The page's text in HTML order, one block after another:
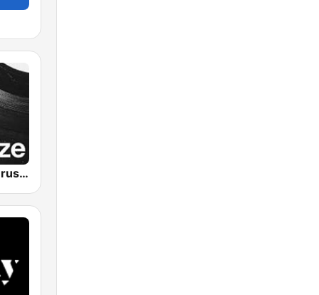
VRT Studio Brussel - De Tijdloze